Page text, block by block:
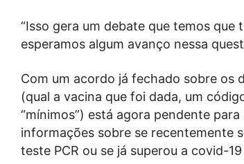
“Isso gera um debate que temos que
esperamos algum avanço nessa
Com um acordo já fechado sobre os
(qual a vacina que foi dada, um
“mínimos”) está agora pendente
informações sobre se recentemente
teste PCR ou se já superou a covid-